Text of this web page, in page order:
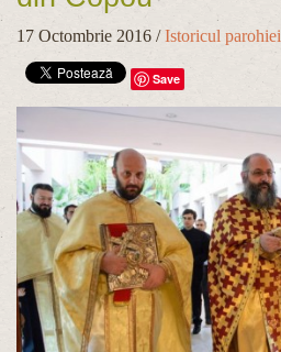
17 Octombrie 2016 /Istoricul parohiei
Save